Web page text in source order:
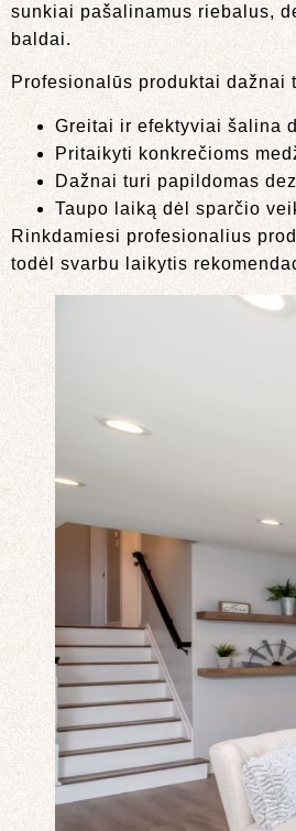
sunkiai pašalinamus riebalus,
baldai.
Profesionalūs produktai
Greitai ir efektyviai šalina
Pritaikyti konkrečioms
Dažnai turi papildomas
Taupo laiką dėl sparčio
Rinkdamiesi profesionalius
todėl svarbu laikytis